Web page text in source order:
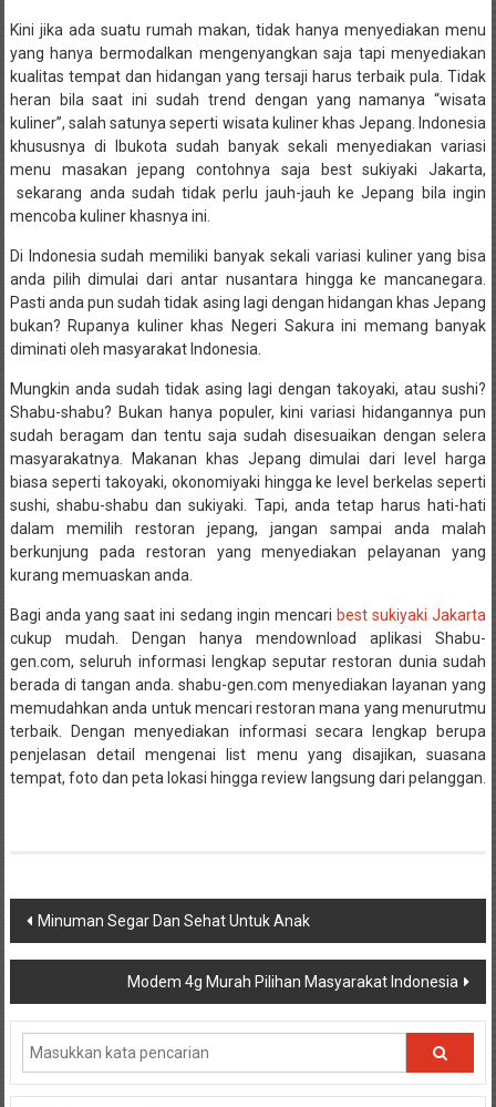
Kini jika ada suatu rumah makan, tidak hanya menyediakan menu
yang hanya bermodalkan mengenyangkan saja tapi menyediakan
kualitas tempat dan hidangan yang tersaji harus terbaik pula. Tidak
heran bila saat ini sudah trend dengan yang namanya “wisata
kuliner”, salah satunya seperti wisata kuliner khas Jepang. Indonesia
khususnya di Ibukota sudah banyak sekali menyediakan variasi
menu masakan jepang contohnya saja best sukiyaki Jakarta,
sekarang anda sudah tidak perlu jauh-jauh ke Jepang bila ingin
mencoba kuliner khasnya ini.
Di Indonesia sudah memiliki banyak sekali variasi kuliner yang bisa
anda pilih dimulai dari antar nusantara hingga ke mancanegara.
Pasti anda pun sudah tidak asing lagi dengan hidangan khas Jepang
bukan? Rupanya kuliner khas Negeri Sakura ini memang banyak
diminati oleh masyarakat Indonesia.
Mungkin anda sudah tidak asing lagi dengan takoyaki, atau sushi?
Shabu-shabu? Bukan hanya populer, kini variasi hidangannya pun
sudah beragam dan tentu saja sudah disesuaikan dengan selera
masyarakatnya. Makanan khas Jepang dimulai dari level harga
biasa seperti takoyaki, okonomiyaki hingga ke level berkelas seperti
sushi, shabu-shabu dan sukiyaki. Tapi, anda tetap harus hati-hati
dalam memilih restoran jepang, jangan sampai anda malah
berkunjung pada restoran yang menyediakan pelayanan yang
kurang memuaskan anda.
Bagi anda yang saat ini sedang ingin mencari best sukiyaki Jakarta
cukup mudah. Dengan hanya mendownload aplikasi Shabu-
gen.com, seluruh informasi lengkap seputar restoran dunia sudah
berada di tangan anda. shabu-gen.com menyediakan layanan yang
memudahkan anda untuk mencari restoran mana yang menurutmu
terbaik. Dengan menyediakan informasi secara lengkap berupa
penjelasan detail mengenai list menu yang disajikan, suasana
tempat, foto dan peta lokasi hingga review langsung dari pelanggan.
Navigasi
pos
Minuman Segar Dan Sehat Untuk Anak
Modem 4g Murah Pilihan Masyarakat Indonesia